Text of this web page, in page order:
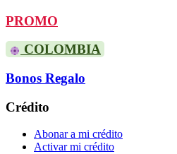
PROMO
COLOMBIA
Bonos Regalo
Crédito
Abonar a mi crédito
Activar mi crédito